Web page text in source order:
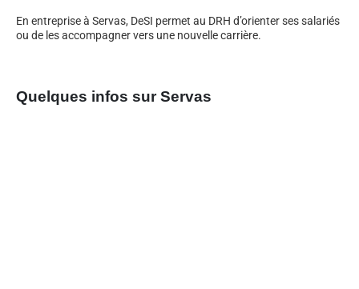
En entreprise à Servas, DeSI permet au DRH d’orienter ses salariés
ou de les accompagner vers une nouvelle carrière.
Quelques infos sur Servas